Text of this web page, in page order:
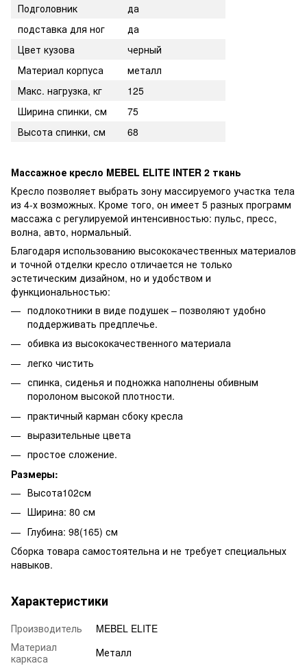
Подголовник
да
подставка для ног
да
Цвет кузова
черный
Материал корпуса
металл
Макс. нагрузка, кг
125
Ширина спинки, см
75
Высота спинки, см
68
Массажное кресло MEBEL ELITE INTER 2 ткань
Кресло позволяет выбрать зону массируемого участка тела
из 4-х возможных. Кроме того, он имеет 5 разных программ
массажа с регулируемой интенсивностью: пульс, пресс,
волна, авто, нормальный.
Благодаря использованию высококачественных материалов
и точной отделки кресло отличается не только
эстетическим дизайном, но и удобством и
функциональностью:
подлокотники в виде подушек – позволяют удобно
поддерживать предплечье.
обивка из высококачественного материала
легко чистить
спинка, сиденья и подножка наполнены обивным
поролоном высокой плотности.
практичный карман сбоку кресла
выразительные цвета
простое сложение.
Размеры:
Высота102см
Ширина: 80 см
Глубина: 98(165) см
Сборка товара самостоятельна и не требует специальных
навыков.
Характеристики
Производитель
MEBEL ELITE
Материал
каркаса
Металл